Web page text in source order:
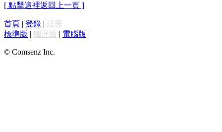
[ 點擊這裡返回上一頁 ]
首頁 | 登錄 | 註冊
標準版 | 觸屏版 | 電腦版 |
© Comsenz Inc.